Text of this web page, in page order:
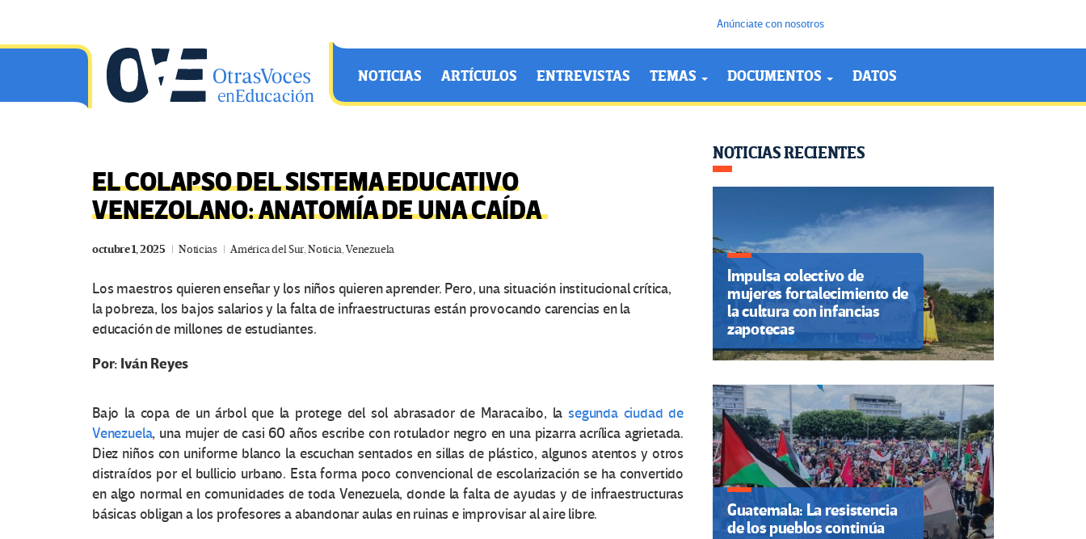
Anúnciate con nosotros
OtrasVocesenEducacion.org
NOTICIAS ARTÍCULOS ENTREVISTAS TEMAS DOCUMENTOS DATOS
EL COLAPSO DEL SISTEMA EDUCATIVO
VENEZOLANO: ANATOMÍA DE UNA CAÍDA
octubre 1, 2025 Noticias América del Sur,Noticia,Venezuela
Los maestros quieren enseñar y los niños quieren aprender. Pero, una situación institucional crítica,
la pobreza, los bajos salarios y la falta de infraestructuras están provocando carencias en la
educación de millones de estudiantes.
Por: Iván Reyes
Bajo la copa de un árbol que la protege del sol abrasador de Maracaibo, la segunda ciudad de
Venezuela, una mujer de casi 60 años escribe con rotulador negro en una pizarra acrílica agrietada.
Diez niños con uniforme blanco la escuchan sentados en sillas de plástico, algunos atentos y otros
distraídos por el bullicio urbano. Esta forma poco convencional de escolarización se ha convertido
en algo normal en comunidades de toda Venezuela, donde la falta de ayudas y de infraestructuras
básicas obligan a los profesores a abandonar aulas en ruinas e improvisar al aire libre.
NOTICIAS RECIENTES
Impulsa colectivo de
mujeres fortalecimiento de
la cultura con infancias
zapotecas
Guatemala: La resistencia
de los pueblos continúa